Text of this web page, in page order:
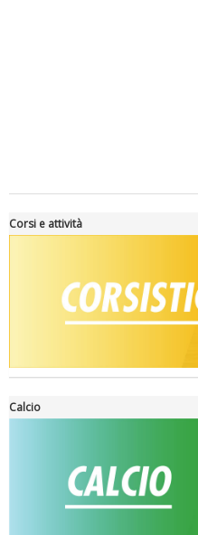
Tiziano Pesce a Radio
Corsi e attività
Calcio